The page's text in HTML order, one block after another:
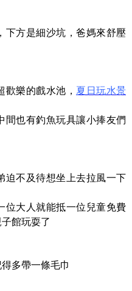
下方是細沙坑，爸媽來舒壓
樂的戲水池， 夏日玩水景
間也有釣魚玩具讓小捧友們
迫不及待想坐上去拉風一下
位大人就能抵一位兒童免費
館玩耍了
多帶一條毛巾